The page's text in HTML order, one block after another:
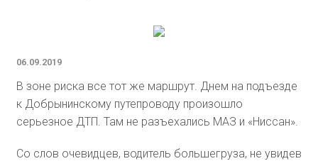
06.09.2019
В зоне риска все тот же маршрут. Днем на подъезде
к Добрынинскому путепроводу произошло
серьезное ДТП. Там не разъехались МАЗ и «Ниссан».
Со слов очевидцев, водитель большегруза, не увидев